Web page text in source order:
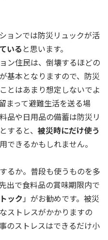
ョンでは防災リュックが活
いる と思います。
ン住民は、倒壊するほどの
基本となりますので、防災
とはあまり想定しないでよ
まって避難生活を送る場
品や日用品の備蓄は防災リ
すると、 被災時にだけ使う
できるかもしれません。
るか。普段も使うものを多
出で食料品の賞味期限内で
ック 」がお勧めです。被災
ストレスがかかりますの
のストレスはできるだけ小